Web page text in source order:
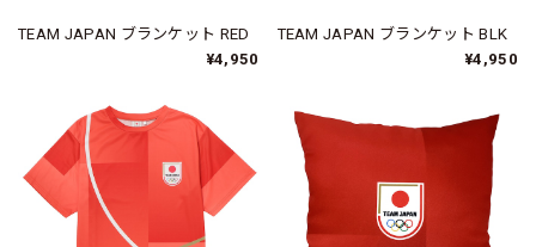
TEAM JAPAN ブランケット RED
¥4,950
TEAM JAPAN ブランケット BLK
¥4,950